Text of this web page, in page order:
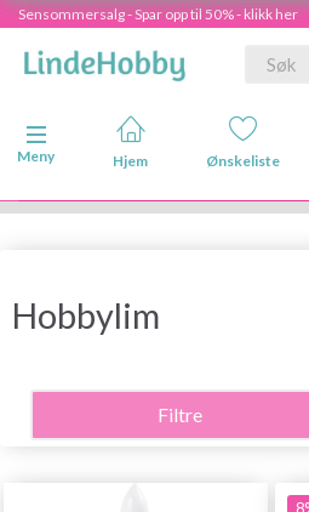
Sensommersalg - Spar opp til 50% - klikk her
Veksle navigasjon
Meny
Hjem Ønskeliste
Hobbylim
Filtre